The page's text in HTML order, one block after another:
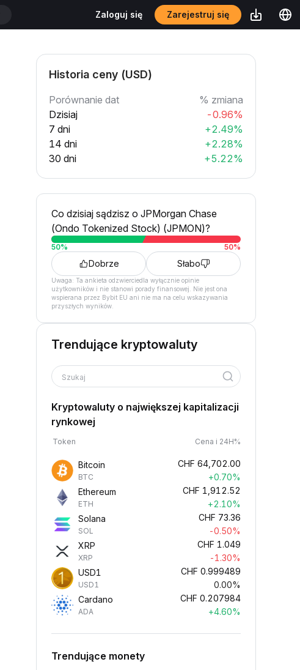
Zaloguj się Zarejestruj się
Historia ceny (USD)
Porównanie dat
% zmiana
Dzisiaj
-0.96%
7 dni
+2.49%
14 dni
+2.28%
30 dni
+5.22%
Co dzisiaj sądzisz o JPMorgan Chase
(Ondo Tokenized Stock) (JPMON)?
50% 50%
Dobrze Słabo
Uwaga: Ta ankieta odzwierciedla wyłącznie opinie
użytkowników i nie stanowi porady finansowej. Nie jest ona
wspierana przez Bybit EU ani nie ma na celu wskazywania
przyszłych wyników.
Trendujące kryptowaluty
Szukaj
Kryptowaluty o największej kapitalizacji
rynkowej
Token Cena i 24H%
Bitcoin
BTC
CHF 64,702.00
+0.70%
Ethereum
ETH
CHF 1,912.52
+2.10%
Solana
SOL
CHF 73.36
-0.50%
XRP
XRP
CHF 1.049
-1.30%
USD1
USD1
CHF 0.999489
0.00%
Cardano
ADA
CHF 0.207984
+4.60%
Trendujące monety